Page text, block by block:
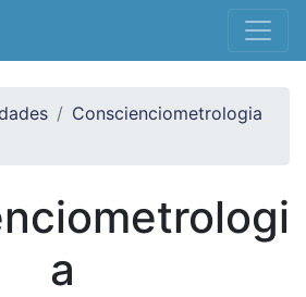
Conscienciometrologia
a